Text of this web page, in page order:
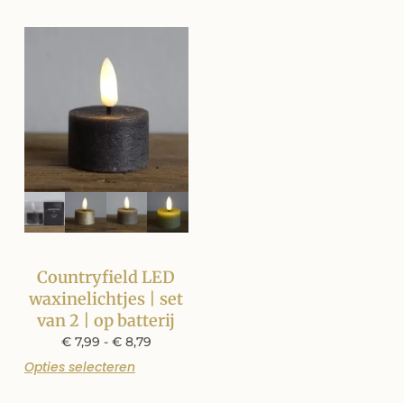
Countryfield LED
waxinelichtjes | set
van 2 | op batterij
€7,99 - €8,79
Opties selecteren